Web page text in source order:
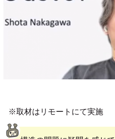
※取材はリモートにて実施